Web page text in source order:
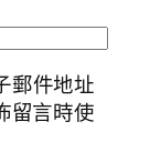
郵件地址
留言時使